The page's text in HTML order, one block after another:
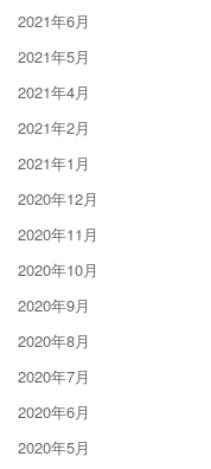
2021年6月
2021年5月
2021年4月
2021年2月
2021年1月
2020年12月
2020年11月
2020年10月
2020年9月
2020年8月
2020年7月
2020年6月
2020年5月